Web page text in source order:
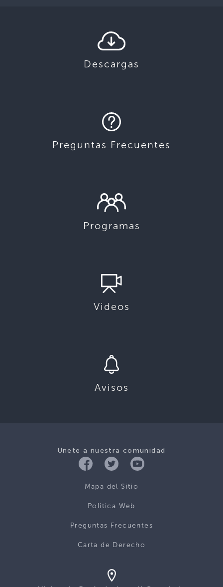
Descargas
Preguntas Frecuentes
Programas
Videos
Avisos
Únete a nuestra comunidad
Mapa del Sitio
Politica Web
Preguntas Frecuentes
Carta de Derecho